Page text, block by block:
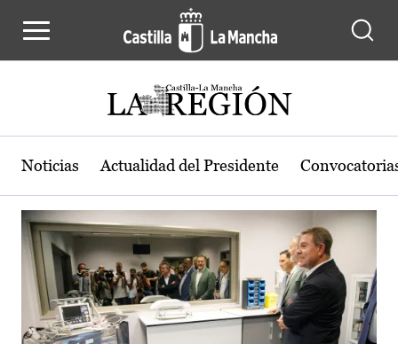
Actualidad de la región de Castilla-
Noticias Actualidad del Presidente